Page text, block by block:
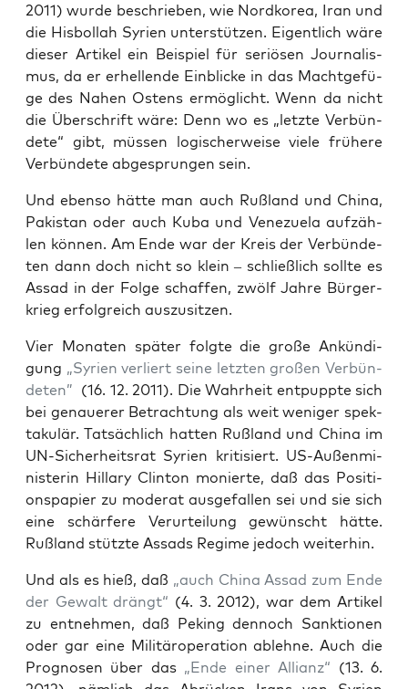
2011) wur­de beschrie­ben, wie Nord­ko­rea, Iran und
die His­bol­lah Syri­en unter­stüt­zen. Eigent­lich wäre
die­ser Arti­kel ein Bei­spiel für seriö­sen Jour­na­lis­
mus, da er erhel­len­de Ein­bli­cke in das Macht­ge­fü­
ge des Nahen Ostens ermög­licht. Wenn da nicht
die Über­schrift wäre: Denn wo es „letz­te Ver­bün­
de­te“ gibt, müs­sen logi­scher­wei­se vie­le frü­he­re
Ver­bün­de­te abge­sprun­gen sein.
Und eben­so hät­te man auch Ruß­land und Chi­na,
Paki­stan oder auch Kuba und Vene­zue­la auf­zäh­
len kön­nen. Am Ende war der Kreis der Ver­bün­de­
ten dann doch nicht so klein – schließ­lich soll­te es
Assad in der Fol­ge schaf­fen, zwölf Jah­re Bür­ger­
krieg erfolg­reich auszusitzen.
Vier Mona­ten spä­ter folg­te die gro­ße Ankün­di­
gung „Syri­en ver­liert sei­ne letz­ten gro­ßen Ver­bün­
de­ten” (16. 12. 2011). Die Wahr­heit ent­pupp­te sich
bei genaue­rer Betrach­tung als weit weni­ger spek­
ta­ku­lär. Tat­säch­lich hat­ten Ruß­land und Chi­na im
UN-Sicher­heits­rat Syri­en kri­ti­siert. US-Außen­mi­
nis­te­rin Hil­la­ry Clin­ton monier­te, daß das Posi­ti­
ons­pa­pier zu mode­rat aus­ge­fal­len sei und sie sich
eine schär­fe­re Ver­ur­tei­lung gewünscht hät­te.
Ruß­land stütz­te Assads Regime jedoch weiterhin.
Und als es hieß, daß „auch Chi­na Assad zum Ende
der Gewalt drängt“ (4. 3. 2012), war dem Arti­kel
zu ent­neh­men, daß Peking den­noch Sank­tio­nen
oder gar eine Mili­tär­ope­ra­ti­on ableh­ne. Auch die
Pro­gno­sen über das „Ende einer Alli­anz“ (13. 6.